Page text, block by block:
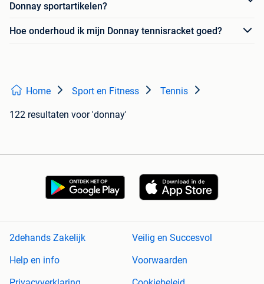
Donnay sportartikelen?
Hoe onderhoud ik mijn Donnay tennisracket goed?
Home Sport en Fitness Tennis
122 resultaten voor 'donnay'
2dehands Zakelijk
Veilig en Succesvol
Help en info
Voorwaarden